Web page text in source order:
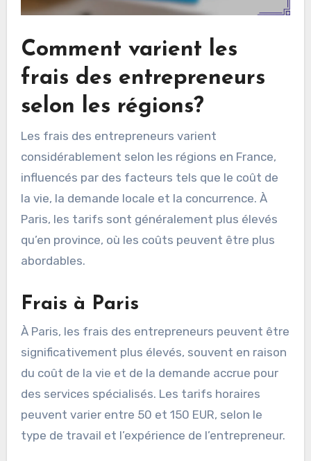
Comment varient les
frais des entrepreneurs
selon les régions?
Les frais des entrepreneurs varient
considérablement selon les régions en France,
influencés par des facteurs tels que le coût de
la vie, la demande locale et la concurrence. À
Paris, les tarifs sont généralement plus élevés
qu’en province, où les coûts peuvent être plus
abordables.
Frais à Paris
À Paris, les frais des entrepreneurs peuvent être
significativement plus élevés, souvent en raison
du coût de la vie et de la demande accrue pour
des services spécialisés. Les tarifs horaires
peuvent varier entre 50 et 150 EUR, selon le
type de travail et l’expérience de l’entrepreneur.